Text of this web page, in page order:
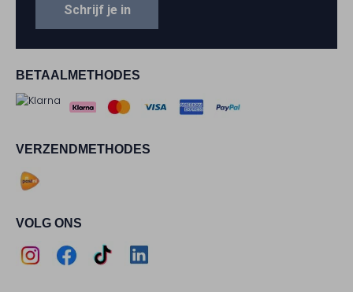
BETAALMETHODES
VERZENDMETHODES
VOLG ONS
Schrijf je in